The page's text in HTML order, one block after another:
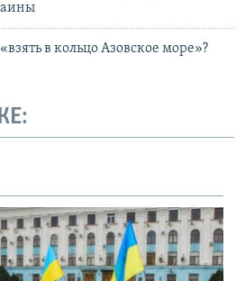
в кольцо Азовское море»?